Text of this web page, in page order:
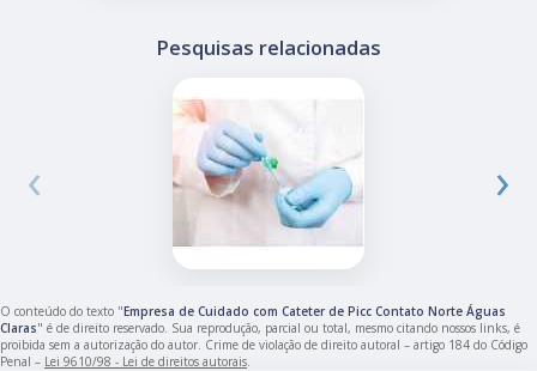
Pesquisas relacionadas
‹ ›
O conteúdo do texto "Empresa de Cuidado com Cateter de Picc Contato Norte Águas
Claras" é de direito reservado. Sua reprodução, parcial ou total, mesmo citando nossos links, é
proibida sem a autorização do autor. Crime de violação de direito autoral – artigo 184 do Código
Penal – Lei 9610/98 - Lei de direitos autorais